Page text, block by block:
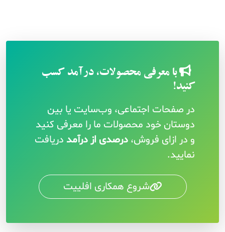
با معرفی محصولات، درآمد کسب
کنید!
در صفحات اجتماعی، وب‌سایت یا بین
دوستان خود محصولات ما را معرفی کنید
و در ازای فروش، درصدی از درآمد دریافت
نمایید.
شروع همکاری افلییت